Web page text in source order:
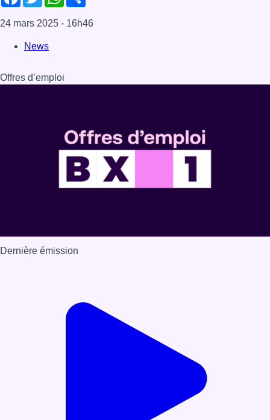
24 mars 2025 - 16h46
News
Offres d’emploi
Dernière émission